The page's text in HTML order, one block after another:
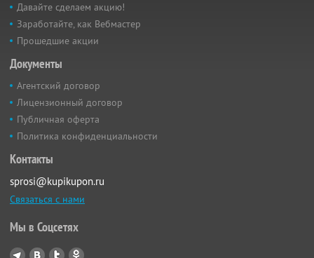
Давайте сделаем акцию!
Заработайте, как Вебмастер
Прошедшие акции
Документы
Агентский договор
Лицензионный договор
Публичная оферта
Политика конфиденциальности
Контакты
sprosi@kupikupon.ru
Связаться с нами
Мы в Соцсетях